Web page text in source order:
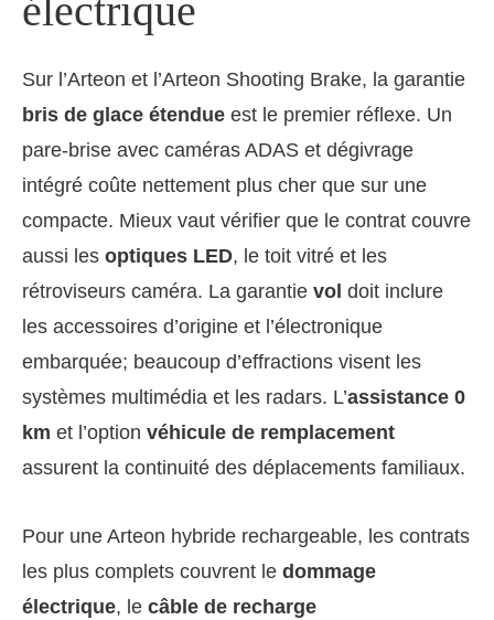
électrique
Sur l’Arteon et l’Arteon Shooting Brake, la garantie
bris de glace étendue est le premier réflexe. Un
pare-brise avec caméras ADAS et dégivrage
intégré coûte nettement plus cher que sur une
compacte. Mieux vaut vérifier que le contrat couvre
aussi les optiques LED, le toit vitré et les
rétroviseurs caméra. La garantie vol doit inclure
les accessoires d’origine et l’électronique
embarquée; beaucoup d’effractions visent les
systèmes multimédia et les radars. L’assistance 0
km et l’option véhicule de remplacement
assurent la continuité des déplacements familiaux.
Pour une Arteon hybride rechargeable, les contrats
les plus complets couvrent le dommage
électrique, le câble de recharge